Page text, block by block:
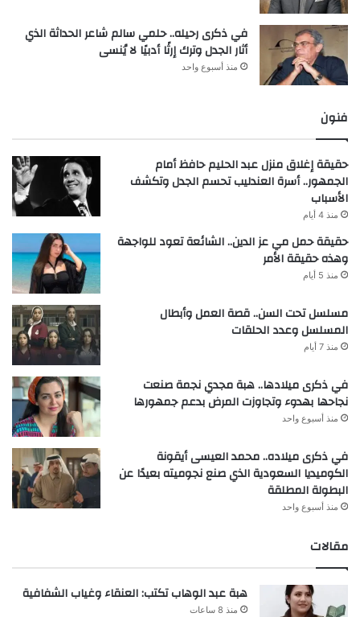
في ذكرى رحيله.. حلمي سالم شاعر الحداثة الذي
أثار الجدل وترك إرثًا أدبيًا لا يُنسى
منذ أسبوع واحد
فنون
حقيقة إغلاق منزل عبد الحليم حافظ أمام
الجمهور.. أسرة العندليب تحسم الجدل وتكشف
الأسباب
منذ 4 أيام
حقيقة حمل مي عز الدين.. الشائعة تعود للواجهة
وهذه حقيقة الأمر
منذ 5 أيام
مسلسل تحت السن.. قصة العمل وأبطال
المسلسل وعدد الحلقات
منذ 7 أيام
في ذكرى ميلادها.. هبة مجدي نجمة صنعت
نجاحها بهدوء وتجاوزت المرض بدعم جمهورها
منذ أسبوع واحد
في ذكرى ميلاده.. محمد العيسى أيقونة
الكوميديا السعودية الذي صنع نجوميته بعيدًا عن
البطولة المطلقة
منذ أسبوع واحد
مقالات
هبة عبد الوهاب تكتب: العنقاء وغياب الشفافية
منذ 8 ساعات